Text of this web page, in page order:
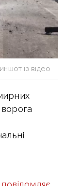
із відео